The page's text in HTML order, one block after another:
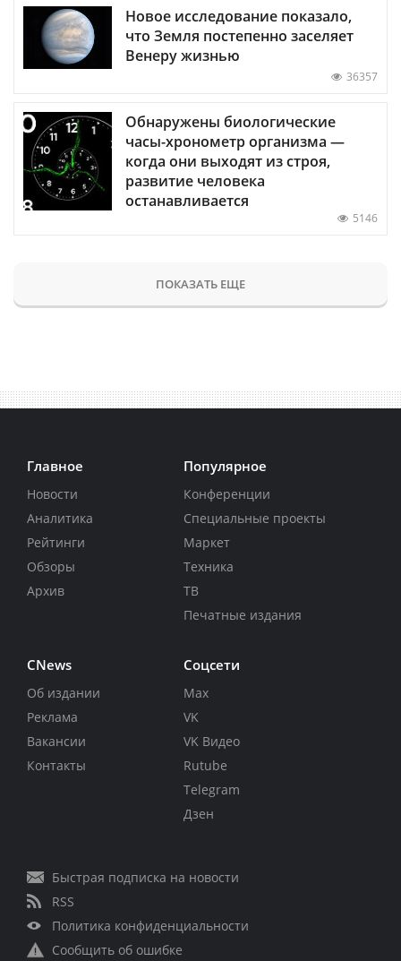
Новое исследование показало,
что Земля постепенно заселяет
Венеру жизнью
36357
Обнаружены биологические
часы-хронометр организма —
когда они выходят из строя,
развитие человека
останавливается
5146
ПОКАЗАТЬ ЕЩЕ
Главное
Новости
Аналитика
Рейтинги
Обзоры
Архив
Популярное
Конференции
Специальные проекты
Маркет
Техника
ТВ
Печатные издания
CNews
Об издании
Реклама
Вакансии
Контакты
Соцсети
Max
VK
VK Видео
Rutube
Telegram
Дзен
Быстрая подписка на новости
RSS
Политика конфиденциальности
Сообщить об ошибке